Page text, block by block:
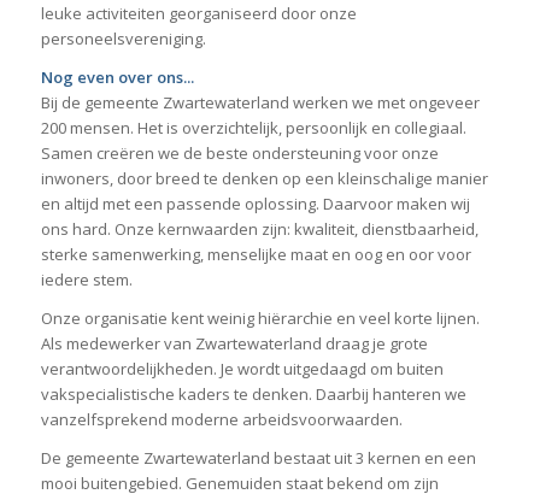
leuke activiteiten georganiseerd door onze
personeelsvereniging.
Nog even over ons...
Bij de gemeente Zwartewaterland werken we met ongeveer
200 mensen. Het is overzichtelijk, persoonlijk en collegiaal.
Samen creëren we de beste ondersteuning voor onze
inwoners, door breed te denken op een kleinschalige manier
en altijd met een passende oplossing. Daarvoor maken wij
ons hard. Onze kernwaarden zijn: kwaliteit, dienstbaarheid,
sterke samenwerking, menselijke maat en oog en oor voor
iedere stem.
Onze organisatie kent weinig hiërarchie en veel korte lijnen.
Als medewerker van Zwartewaterland draag je grote
verantwoordelijkheden. Je wordt uitgedaagd om buiten
vakspecialistische kaders te denken. Daarbij hanteren we
vanzelfsprekend moderne arbeidsvoorwaarden.
De gemeente Zwartewaterland bestaat uit 3 kernen en een
mooi buitengebied. Genemuiden staat bekend om zijn